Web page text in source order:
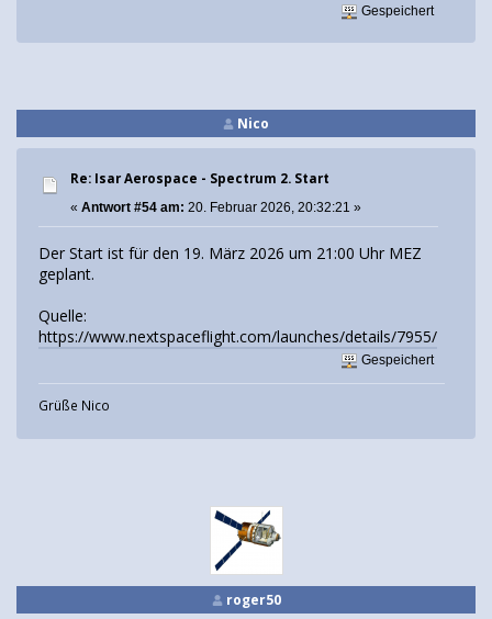
Gespeichert
Nico
Re: Isar Aerospace - Spectrum 2. Start
« Antwort #54 am: 20. Februar 2026, 20:32:21 »
Der Start ist für den 19. März 2026 um 21:00 Uhr MEZ
geplant.
Quelle:
https://www.nextspaceflight.com/launches/details/7955/
Gespeichert
Grüße Nico
roger50